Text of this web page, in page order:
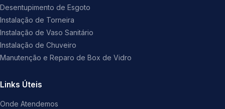
Desentupimento de Esgoto
Instalação de Torneira
Instalação de Vaso Sanitário
Instalação de Chuveiro
Manutenção e Reparo de Box de Vidro
Links Úteis
Onde Atendemos